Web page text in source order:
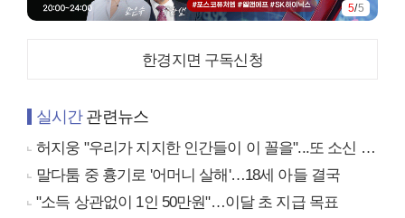
5/5
한경지면 구독신청
실시간관련뉴스
허지웅 "우리가 지지한 인간들이 이 꼴을"...또 소신 발언
말다툼 중 흉기로 '어머니 살해'…18세 아들 결국
"소득 상관없이 1인 50만원"…이달 초 지급 목표